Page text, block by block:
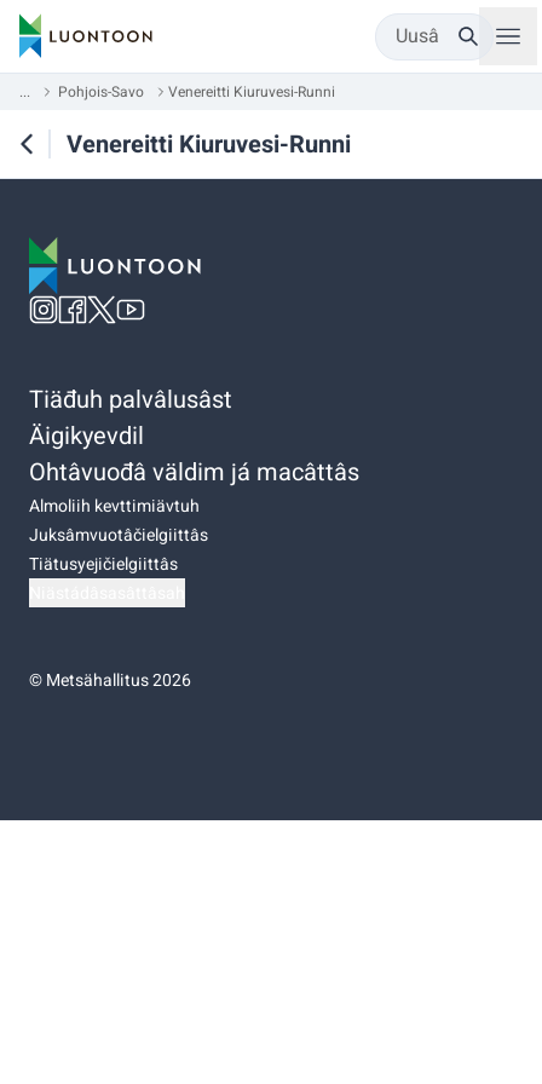
Uusâ
... Pohjois-Savo Venereitti Kiuruvesi-Runni
Venereitti Kiuruvesi-Runni
Tiäđuh palvâlusâst
Äigikyevdil
Ohtâvuođâ väldim já macâttâs
Almoliih kevttimiävtuh
Juksâmvuotâčielgiittâs
Tiätusyejičielgiittâs
©Metsähallitus 2026